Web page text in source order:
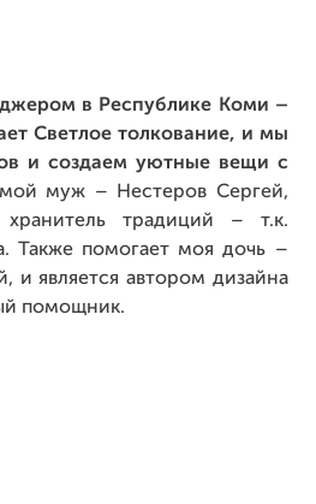
в Республике Коми –
Светлое толкование, и мы
и создаем уютные вещи с
муж – Нестеров Сергей,
традиций – т.к.
Также помогает моя дочь –
и является автором дизайна
помощник.